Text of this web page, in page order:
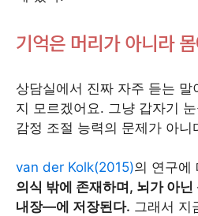
기억은 머리가 아니라
상담실에서 진짜 자주 듣는 말
지 모르겠어요. 그냥 갑자기
감정 조절 능력의 문제가 아니
van der Kolk(2015)의 연구에
의식 밖에 존재하며, 뇌가 아
내장—에 저장된다. 그래서 지